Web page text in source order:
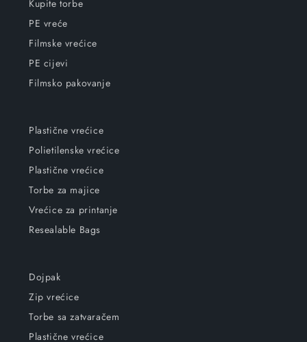
Kupite torbe
PE vreće
Filmske vrećice
PE cijevi
Filmsko pakovanje
Plastične vrećice
Polietilenske vrećice
Plastične vrećice
Torbe za majice
Vrećice za printanje
Resealable Bags
Dojpak
Zip vrećice
Torbe sa zatvaračem
Plastične vrećice